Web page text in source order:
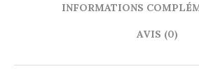
INFORMATIONS
AVIS (0)